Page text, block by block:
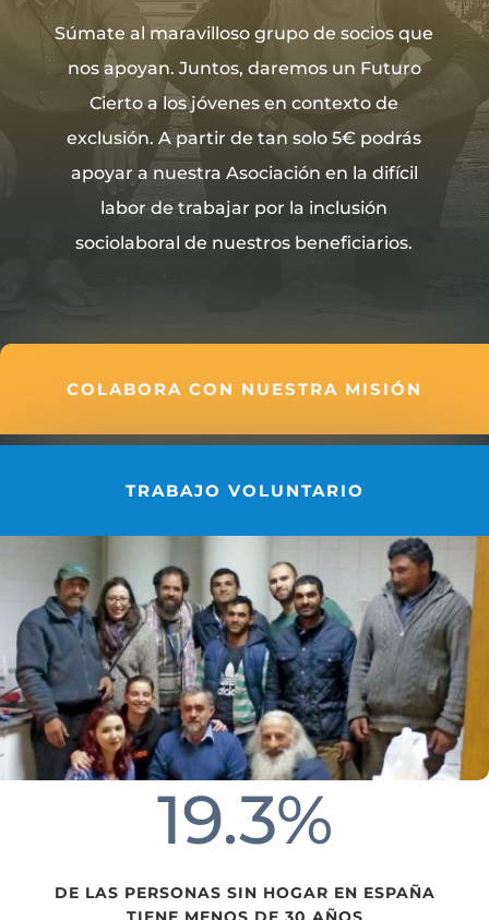
Súmate al maravilloso grupo de socios que
nos apoyan. Juntos, daremos un Futuro
Cierto a los jóvenes en contexto de
exclusión. A partir de tan solo 5€ podrás
apoyar a nuestra Asociación en la difícil
labor de trabajar por la inclusión
sociolaboral de nuestros beneficiarios.
COLABORA CON NUESTRA MISIÓN
TRABAJO VOLUNTARIO
19.3%
DE LAS PERSONAS SIN HOGAR EN ESPAÑA